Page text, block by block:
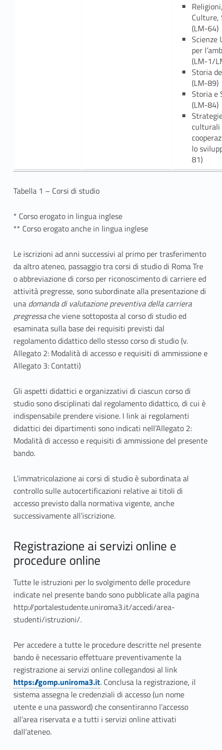
Culture,
(LM-64)
Scienze
per
(LM-1/
Storia
(LM-89)
Storia e
(LM-84)
culturali
lo
81)
Tabella 1 – Corsi di studio
* Corso erogato in lingua inglese
** Corso erogato anche in lingua inglese
Le iscrizioni ad anni successivi al primo per trasferimento
da altro ateneo, passaggio tra corsi di studio di Roma Tre
o abbreviazione di corso per riconoscimento di carriere ed
attività pregresse, sono subordinate alla presentazione di
una domanda di valutazione preventiva della carriera
pregressache viene sottoposta al corso di studio ed
esaminata sulla base dei requisiti previsti dal
regolamento didattico dello stesso corso di studio (v.
Allegato 2: Modalità di accesso e requisiti di ammissione e
Allegato 3: Contatti)
Gli aspetti didattici e organizzativi di ciascun corso di
studio sono disciplinati dal regolamento didattico, di cui è
indispensabile prendere visione. I link ai regolamenti
didattici dei dipartimenti sono indicati nell’Allegato 2:
Modalità di accesso e requisiti di ammissione del presente
bando.
L’immatricolazione ai corsi di studio è subordinata al
controllo sulle autocertificazioni relative ai titoli di
accesso previsto dalla normativa vigente, anche
successivamente all’iscrizione.
Registrazione ai servizi online e
procedure online
Tutte le istruzioni per lo svolgimento delle procedure
indicate nel presente bando sono pubblicate alla pagina
http://portalestudente.uniroma3.it/accedi/area-
studenti/istruzioni/.
Per accedere a tutte le procedure descritte nel presente
bando è necessario effettuare preventivamente la
registrazione ai servizi online collegandosi al link
https://gomp.uniroma3.it. Conclusa la registrazione, il
sistema assegna le credenziali di accesso (un nome
utente e una password) che consentiranno l’accesso
all’area riservata e a tutti i servizi online attivati
dall’ateneo.